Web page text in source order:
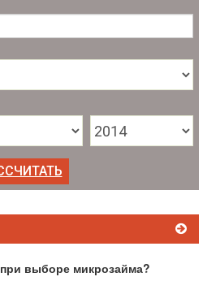
выборе микрозайма?